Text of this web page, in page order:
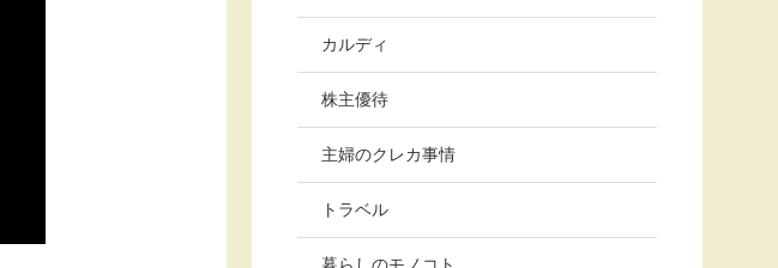
カルディ
株主優待
主婦のクレカ事情
トラベル
暮らしのモノコト